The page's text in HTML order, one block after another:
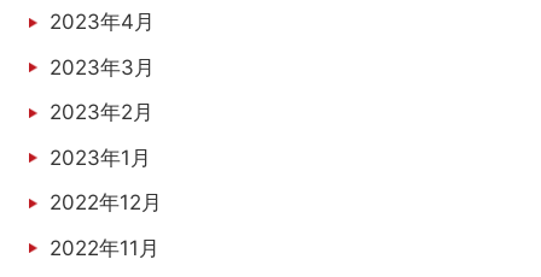
2023年4月
2023年3月
2023年2月
2023年1月
2022年12月
2022年11月